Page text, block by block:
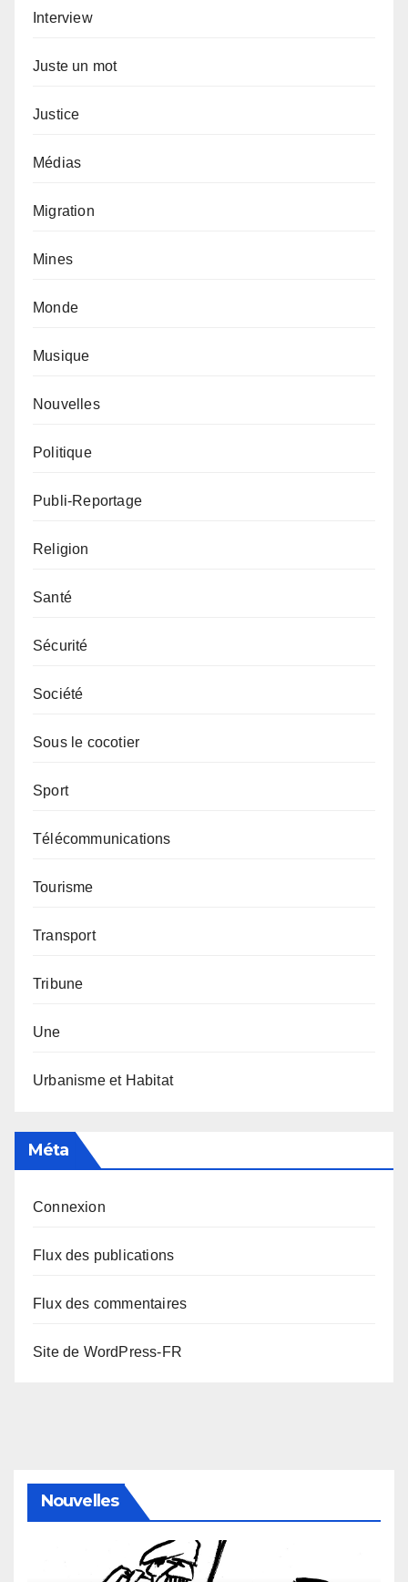
Interview
Juste un mot
Justice
Médias
Migration
Mines
Monde
Musique
Nouvelles
Politique
Publi-Reportage
Religion
Santé
Sécurité
Société
Sous le cocotier
Sport
Télécommunications
Tourisme
Transport
Tribune
Une
Urbanisme et Habitat
Méta
Connexion
Flux des publications
Flux des commentaires
Site de WordPress-FR
Nouvelles